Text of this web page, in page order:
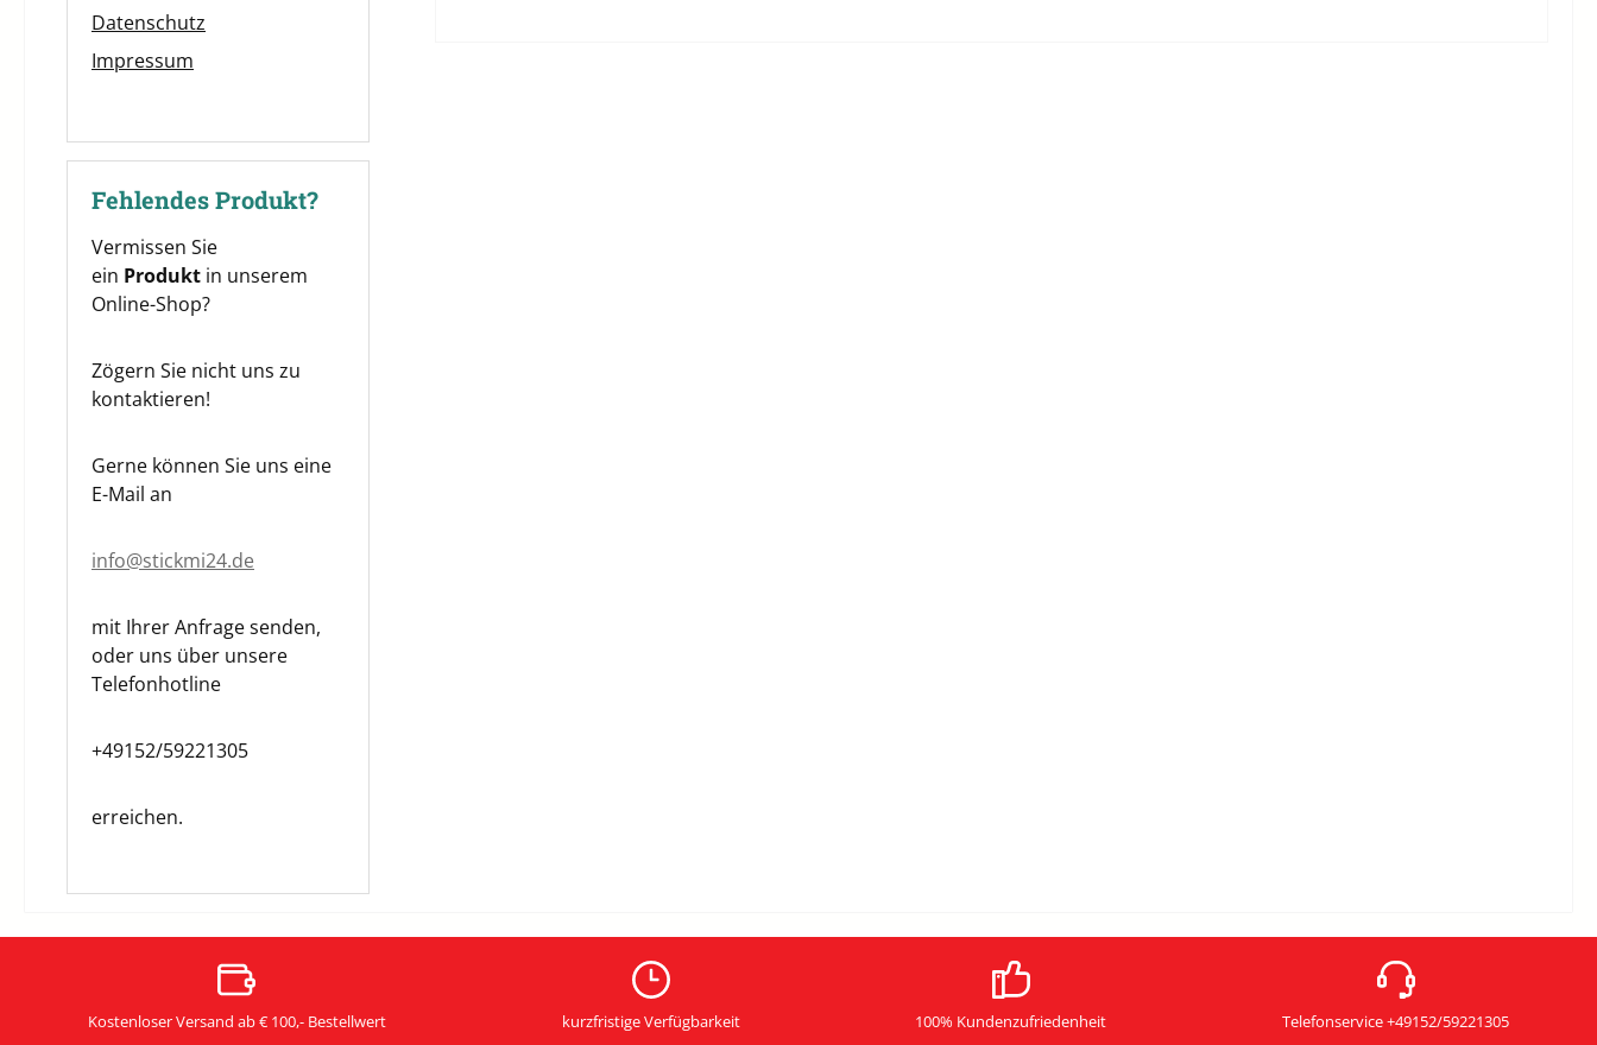
Datenschutz
Impressum
Fehlendes Produkt?
Vermissen Sie
ein Produkt in unserem
Online-Shop?
Zögern Sie nicht uns zu
kontaktieren!
Gerne können Sie uns eine
E-Mail an
info@stickmi24.de
mit Ihrer Anfrage senden,
oder uns über unsere
Telefonhotline
+49152/59221305
erreichen.
Kostenloser Versand ab € 100,- Bestellwert kurzfristige Verfügbarkeit 100% Kundenzufriedenheit Telefonservice +49152/59221305